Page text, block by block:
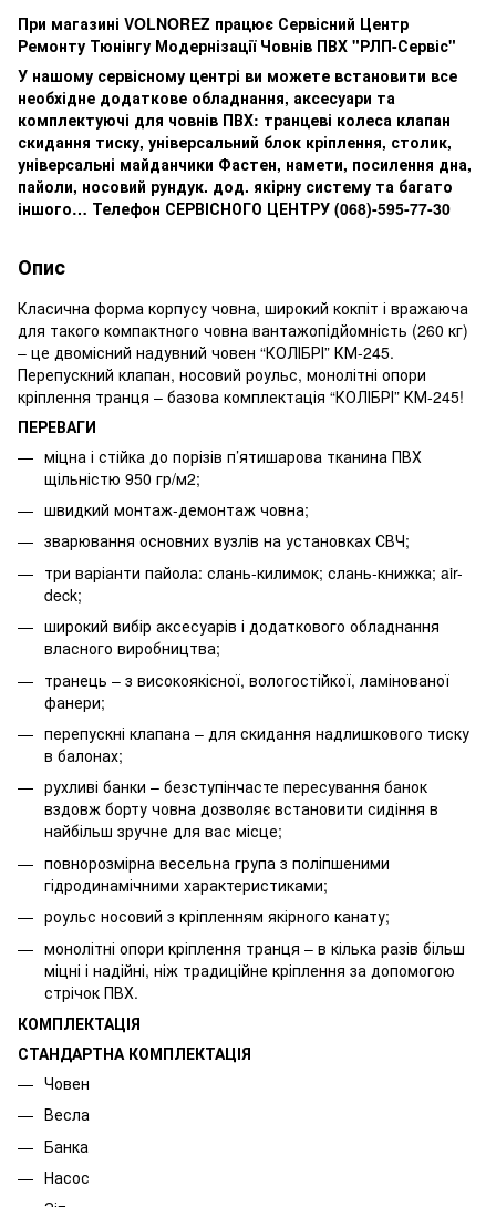
При магазині VOLNOREZ працює Сервісний Центр
Ремонту Тюнінгу Модернізації Човнів ПВХ "РЛП-Сервіс"
У нашому сервісному центрі ви можете встановити все
необхідне додаткове обладнання, аксесуари та
комплектуючі для човнів ПВХ: транцеві колеса клапан
скидання тиску, універсальний блок кріплення, столик,
універсальні майданчики Фастен, намети, посилення дна,
пайоли, носовий рундук. дод. якірну систему та багато
іншого… Телефон СЕРВІСНОГО ЦЕНТРУ (068)-595-77-30
Опис
Класична форма корпусу човна, широкий кокпіт і вражаюча
для такого компактного човна вантажопідйомність (260 кг)
– це двомісний надувний човен “КОЛІБРІ” КМ-245.
Перепускний клапан, носовий роульс, монолітні опори
кріплення транця – базова комплектація “КОЛІБРІ” КМ-245!
ПЕРЕВАГИ
міцна і стійка до порізів п’ятишарова тканина ПВХ
щільністю 950 гр/м2;
швидкий монтаж-демонтаж човна;
зварювання основних вузлів на установках СВЧ;
три варіанти пайола: слань-килимок; слань-книжка; air-
deck;
широкий вибір аксесуарів і додаткового обладнання
власного виробництва;
транець – з високоякісної, вологостійкої, ламінованої
фанери;
перепускні клапана – для скидання надлишкового тиску
в балонах;
рухливі банки – безступінчасте пересування банок
вздовж борту човна дозволяє встановити сидіння в
найбільш зручне для вас місце;
повнорозмірна весельна група з поліпшеними
гідродинамічними характеристиками;
роульс носовий з кріпленням якірного канату;
монолітні опори кріплення транця – в кілька разів більш
міцні і надійні, ніж традиційне кріплення за допомогою
стрічок ПВХ.
КОМПЛЕКТАЦІЯ
СТАНДАРТНА КОМПЛЕКТАЦІЯ
Човен
Весла
Банка
Насос